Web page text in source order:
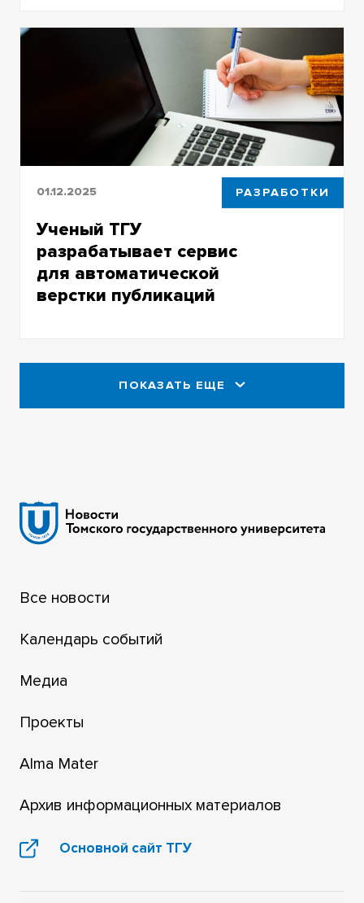
развитии института и новых программах в
01.12.2025 РАЗРАБОТКИ
Ученый ТГУ
разрабатывает сервис
для автоматической
верстки публикаций
ПОКАЗАТЬ ЕЩЕ
Все новости
Календарь событий
Медиа
Проекты
Alma Mater
Архив информационных материалов
Основной сайт ТГУ